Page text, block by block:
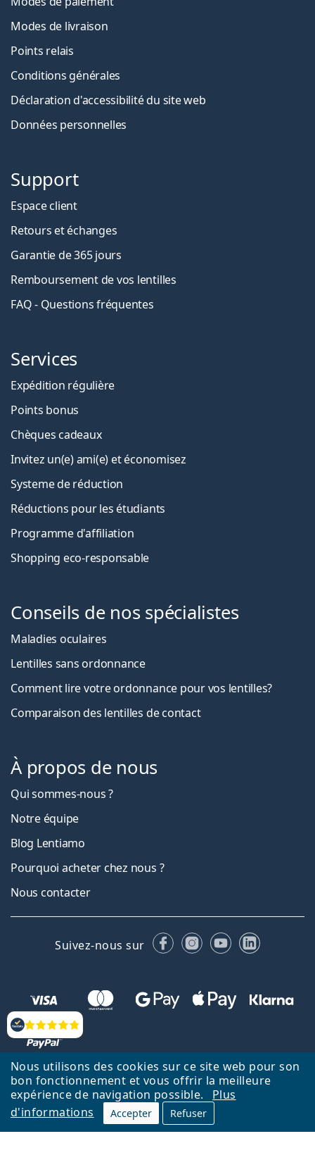
Nous utilisons des cookies sur ce site web pour son
bon fonctionnement et vous offrir la meilleure
expérience de navigation possible.
Plus
d'informations
Accepter Refuser
Évaluation
Modes de livraison
Points relais
Conditions générales
Déclaration d'accessibilité du site web
Données personnelles
Support
Espace client
Retours et échanges
Garantie de 365 jours
Remboursement de vos lentilles
FAQ - Questions fréquentes
Services
Expédition régulière
Points bonus
Chèques cadeaux
Invitez un(e) ami(e) et économisez
Systeme de réduction
Réductions pour les étudiants
Programme d'affiliation
Shopping eco-responsable
Conseils de nos spécialistes
Maladies oculaires
Lentilles sans ordonnance
Comment lire votre ordonnance pour vos lentilles?
Comparaison des lentilles de contact
À propos de nous
Qui sommes-nous ?
Notre équipe
Blog Lentiamo
Pourquoi acheter chez nous ?
Nous contacter
Suivez-nous sur FacebookInstagram
YouTubeLinkedIn
Retour à la page d'accueil
Haut
Lentiamo.fr est géré et exploité par Lentiamo s.r.o., République
Un service en ligne pour vous depuis 18 ans.